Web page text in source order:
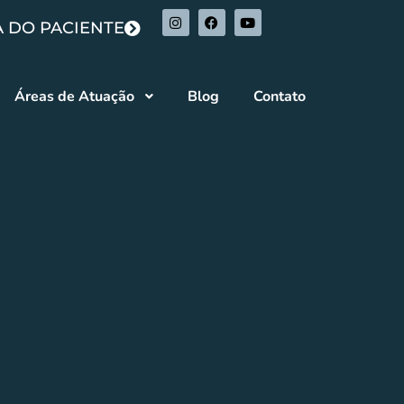
DO PACIENTE
Áreas de Atuação Blog Contato